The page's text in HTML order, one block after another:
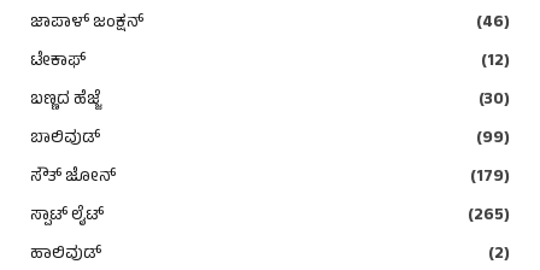
ಜಾಪಾಳ್ ಜಂಕ್ಷನ್
(46)
ಟೇಕಾಫ್
(12)
ಬಣ್ಣದ ಹೆಜ್ಜೆ
(30)
ಬಾಲಿವುಡ್
(99)
ಸೌತ್ ಜೋನ್
(179)
ಸ್ಪಾಟ್ ಲೈಟ್
(265)
ಹಾಲಿವುಡ್
(2)